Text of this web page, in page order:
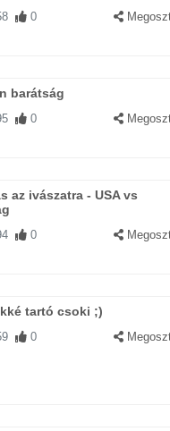
0
barátság
0
az ivászatra - USA vs
0
tartó csoki ;)
0